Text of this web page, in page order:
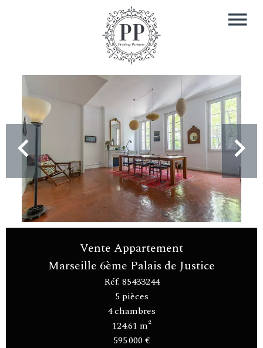
Vente Appartement
Marseille 6ème Palais de Justice
Réf. 85433244
5 pièces
4 chambres
124.61 m²
595 000 €